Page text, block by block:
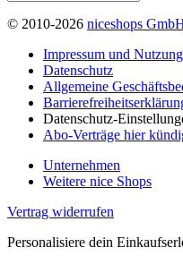
© 2010-2026 niceshops
Impressum und
Datenschutz
Allgemeine
Datenschutz-
Abo-Verträge hier
Unternehmen
Weitere nice Shops
Vertrag widerrufen
Personalisiere dein